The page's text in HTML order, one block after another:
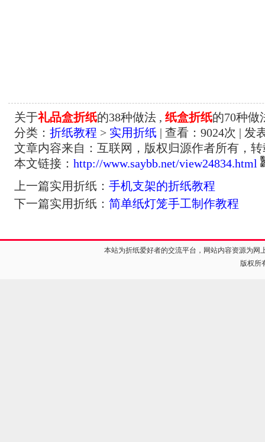
关于礼品盒折纸的38种做法 , 纸盒折纸的70种做
分类： 折纸教程 > 实用折纸 | 查看： 9024次 | 发
文章内容来自：互联网，版权归源作者所有，
本文链接： http://www.saybb.net/view24834.html
上一篇实用折纸： 手机支架的折纸教程
下一篇实用折纸： 简单纸灯笼手工制作教程
本站为折纸爱好者的交流平台，网站内容资源为
版权所